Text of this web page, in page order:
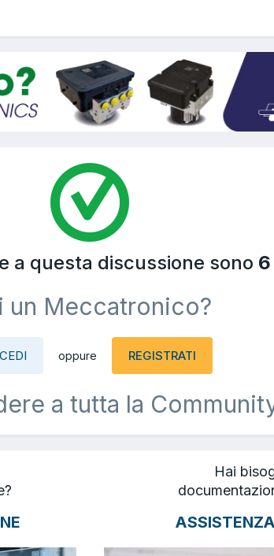
a questa discussione sono 6
un Meccatronico?
oppure REGISTRATI
a tutta la
Hai